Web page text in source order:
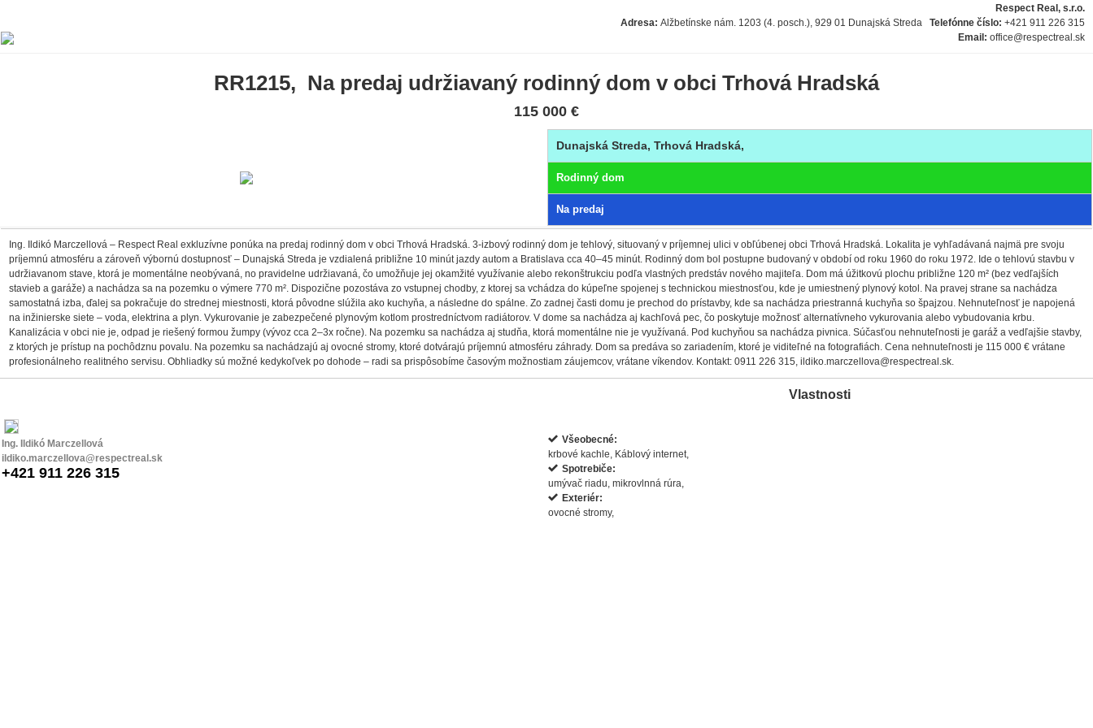
Respect Real, s.r.o.
Adresa: Alžbetínske nám. 1203 (4. posch.), 929 01 Dunajská Streda Telefónne číslo: +421 911 226 315
Email: office@respectreal.sk
RR1215, Na predaj udržiavaný rodinný dom v obci Trhová Hradská
115 000 €
Dunajská Streda, Trhová Hradská,
Rodinný dom
Na predaj
Ing. Ildikó Marczellová – Respect Real exkluzívne ponúka na predaj rodinný dom v obci Trhová Hradská. 3-izbový rodinný dom je tehlový, situovaný v príjemnej ulici v obľúbenej obci Trhová Hradská. Lokalita je vyhľadávaná najmä pre svoju
príjemnú atmosféru a zároveň výbornú dostupnosť – Dunajská Streda je vzdialená približne 10 minút jazdy autom a Bratislava cca 40–45 minút. Rodinný dom bol postupne budovaný v období od roku 1960 do roku 1972. Ide o tehlovú stavbu v
udržiavanom stave, ktorá je momentálne neobývaná, no pravidelne udržiavaná, čo umožňuje jej okamžité využívanie alebo rekonštrukciu podľa vlastných predstáv nového majiteľa. Dom má úžitkovú plochu približne 120 m² (bez vedľajších
stavieb a garáže) a nachádza sa na pozemku o výmere 770 m². Dispozične pozostáva zo vstupnej chodby, z ktorej sa vchádza do kúpeľne spojenej s technickou miestnosťou, kde je umiestnený plynový kotol. Na pravej strane sa nachádza
samostatná izba, ďalej sa pokračuje do strednej miestnosti, ktorá pôvodne slúžila ako kuchyňa, a následne do spálne. Zo zadnej časti domu je prechod do prístavby, kde sa nachádza priestranná kuchyňa so špajzou. Nehnuteľnosť je napojená
na inžinierske siete – voda, elektrina a plyn. Vykurovanie je zabezpečené plynovým kotlom prostredníctvom radiátorov. V dome sa nachádza aj kachľová pec, čo poskytuje možnosť alternatívneho vykurovania alebo vybudovania krbu.
Kanalizácia v obci nie je, odpad je riešený formou žumpy (vývoz cca 2–3x ročne). Na pozemku sa nachádza aj studňa, ktorá momentálne nie je využívaná. Pod kuchyňou sa nachádza pivnica. Súčasťou nehnuteľnosti je garáž a vedľajšie stavby,
z ktorých je prístup na pochôdznu povalu. Na pozemku sa nachádzajú aj ovocné stromy, ktoré dotvárajú príjemnú atmosféru záhrady. Dom sa predáva so zariadením, ktoré je viditeľné na fotografiách. Cena nehnuteľnosti je 115 000 € vrátane
profesionálneho realitného servisu. Obhliadky sú možné kedykoľvek po dohode – radi sa prispôsobíme časovým možnostiam záujemcov, vrátane víkendov. Kontakt: 0911 226 315, ildiko.marczellova@respectreal.sk.
Ing. Ildikó Marczellová
ildiko.marczellova@respectreal.sk
+421 911 226 315
Vlastnosti
Všeobecné:
krbové kachle, Káblový internet,
Spotrebiče:
umývač riadu, mikrovlnná rúra,
Exteriér:
ovocné stromy,